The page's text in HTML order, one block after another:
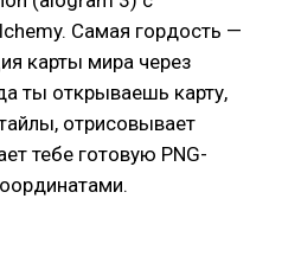
Самая гордость —
карты мира через
ты открываешь карту,
отрисовывает
тебе готовую PNG-